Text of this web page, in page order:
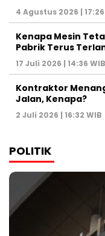
4 Agustus 2026 | 17:26
Kenapa Mesin
Pabrik Terus
17 Juli 2026 | 14:36 WIB
Kontraktor
Jalan, Kenapa?
2 Juli 2026 | 16:32 WIB
POLITIK